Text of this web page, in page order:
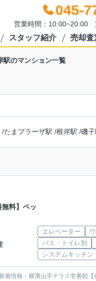
045-
営業時間：10:00~20:00
スタッフ紹介 売却査
駅のマンション一覧
/たまプラーザ駅 /根岸駅 /磯子
料】ペッ
エレベーター
バス・トイレ別
システムキッチン
情報：横濱山手テラス壱番館